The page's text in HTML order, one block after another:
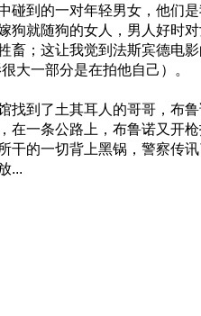
碰到的一对年轻男女，他们
狗就随狗的女人，男人好时
畜；这让我觉到法斯宾德电
大一部分是在拍他自己）。
到了土其耳人的哥哥，布鲁
在一条公路上，布鲁诺又开
干的一切背上黑锅，警察传
...